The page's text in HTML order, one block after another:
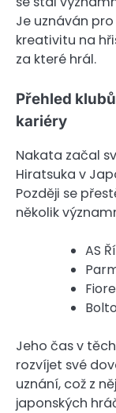
Je uznáván
kreativitu na
za které hrál.
Přehled
kariéry
Nakata začal
Hiratsuka v
Později se
několik
AS
Jeho čas v
rozvíjet své
uznání, což z
japonských